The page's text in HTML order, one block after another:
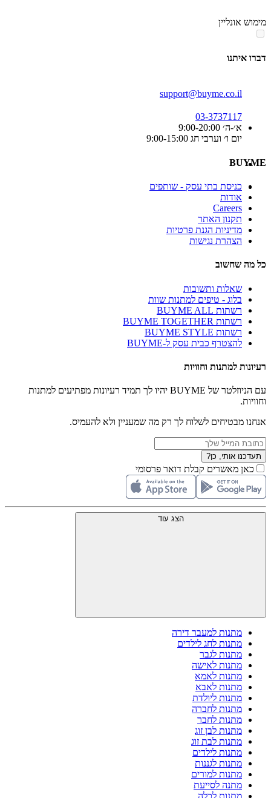
אזור
מימוש אונליין
דברו איתנו
support@buyme.co.il
03-3737117
א׳-ה׳ 9:00-20:00
יום ו׳ וערבי חג 9:00-15:00
BUYME
כניסת בתי עסק - שותפים
אודות
Careers
תקנון האתר
מדיניות הגנת פרטיות
הצהרת נגישות
כל מה שחשוב
שאלות ותשובות
בלוג - טיפים למתנות שוות
רשתות BUYME ALL
רשתות BUYME TOGETHER
רשתות BUYME STYLE
להצטרף כבית עסק ל-BUYME
רעיונות למתנות וחוויות
עם הניוזלטר של BUYME יהיו לך תמיד רעיונות מפתיעים למתנות
וחוויות.
אנחנו מבטיחים לשלוח לך רק מה שמעניין ולא להעמיס.
תעדכנו אותי, כן?
כאן מאשרים קבלת דואר פרסומי
הצג עוד
מתנות למעבר דירה
מתנות לחג לילדים
מתנות לגבר
מתנות לאישה
מתנות לאמא
מתנות לאבא
מתנות ליולדת
מתנות לחברה
מתנות לחבר
מתנות לבן זוג
מתנות לבת זוג
מתנות לילדים
מתנות לגננות
מתנות למורים
מתנה לסייעת
מתנות לכלה